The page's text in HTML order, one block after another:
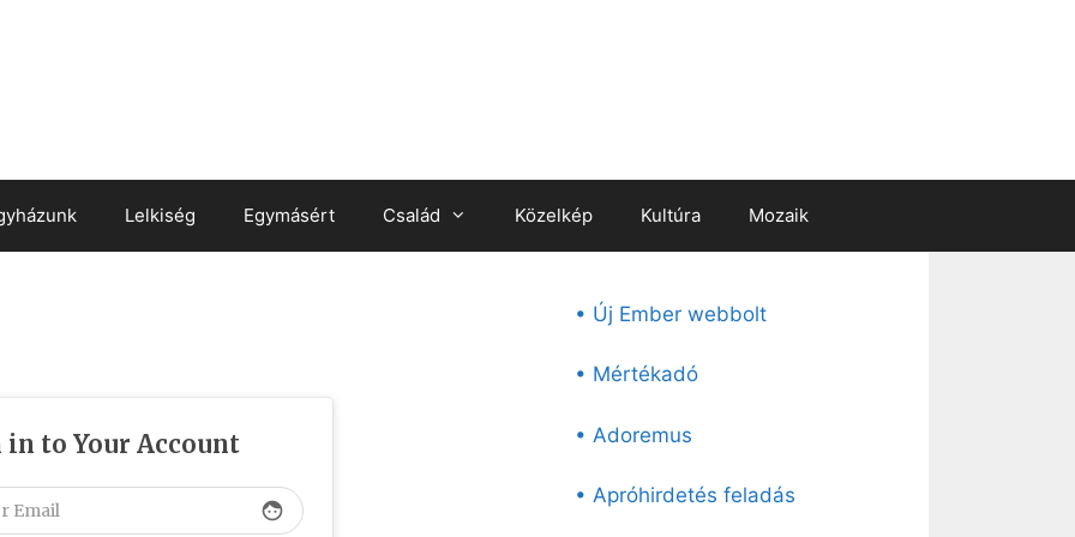
Lelkiség Egymásért Család Közelkép Kultúra Mozaik
in to Your Account
face
• Új Ember webbolt
• Mértékadó
• Adoremus
• Apróhirdetés feladás